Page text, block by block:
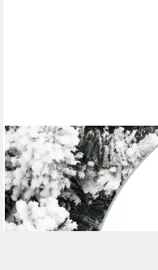
VIDAXL
Weihnachtsfigur
Schnee 120 cm PVC & PE
ab 45,99 €
lieferbar - in 5-6 Werktagen bei